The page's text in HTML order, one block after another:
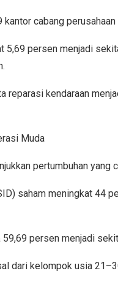
cabang perusahaan
5,69 persen menjadi
reparasi kendaraan
Muda
pertumbuhan yang
saham meningkat 44
persen menjadi
dari kelompok usia